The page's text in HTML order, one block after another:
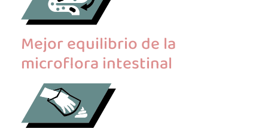
Mejor equilibrio de la
microflora intestinal